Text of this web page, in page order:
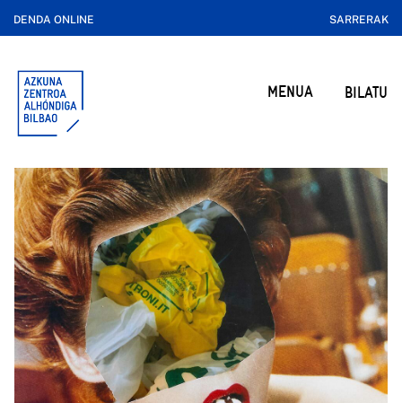
DENDA ONLINE SARRERAK
MENUA BILATU